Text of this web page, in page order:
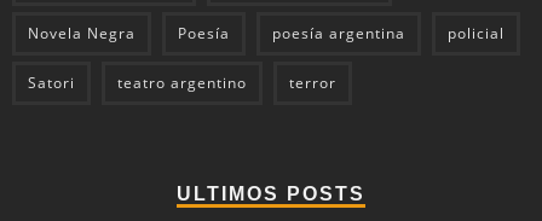
Novela Negra Poesía poesía argentina policial
Satori teatro argentino terror
ULTIMOS POSTS